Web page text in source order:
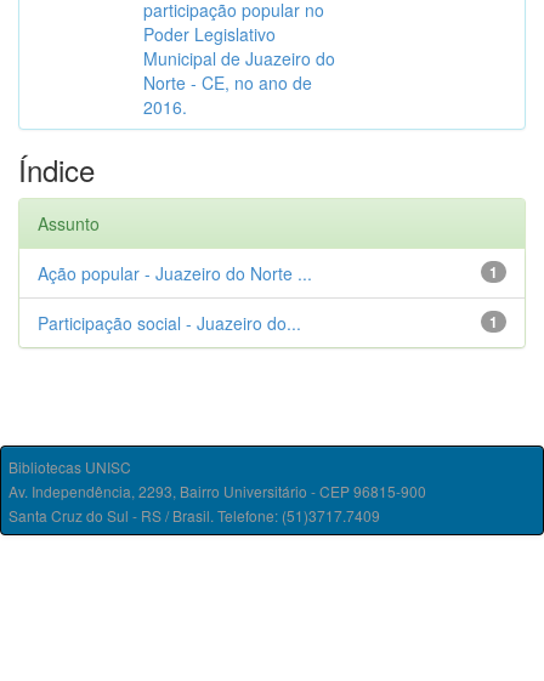
participação popular no
Poder Legislativo
Municipal de Juazeiro do
Norte - CE, no ano de
2016.
Índice
Assunto
1
Ação popular - Juazeiro do Norte ...
1
Participação social - Juazeiro do...
Bibliotecas UNISC
Av. Independência, 2293, Bairro Universitário - CEP 96815-900
Santa Cruz do Sul - RS / Brasil. Telefone: (51)3717.7409